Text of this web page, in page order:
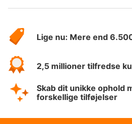
HotelSpecials
Lige nu: Mere end
2,5 millioner tilfredse
Skab dit unikke ophold
forskellige tilføjelser